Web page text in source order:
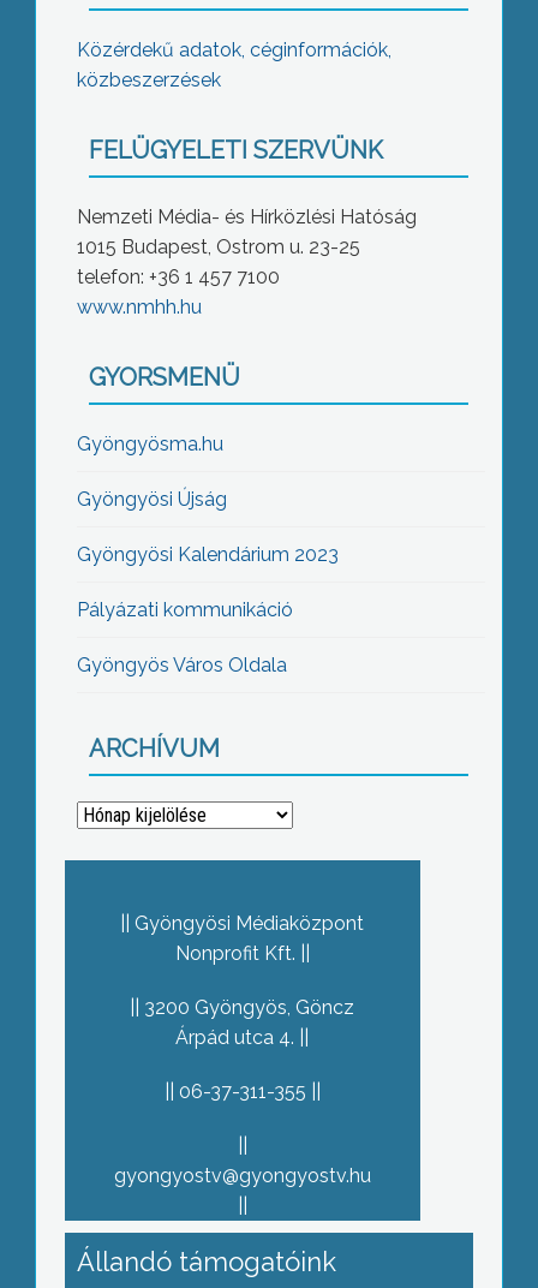
Közérdekű adatok, céginformációk,
közbeszerzések
FELÜGYELETI SZERVÜNK
Nemzeti Média- és Hírközlési Hatóság
1015 Budapest, Ostrom u. 23-25
telefon: +36 1 457 7100
www.nmhh.hu
GYORSMENÜ
Gyöngyösma.hu
Gyöngyösi Újság
Gyöngyösi Kalendárium 2023
Pályázati kommunikáció
Gyöngyös Város Oldala
ARCHÍVUM
Archívum
Gyöngyösi Médiaközpont
Nonprofit Kft.
3200 Gyöngyös, Göncz
Árpád utca 4.
06-37-311-355
gyongyostv@gyongyostv.hu
Állandó támogatóink